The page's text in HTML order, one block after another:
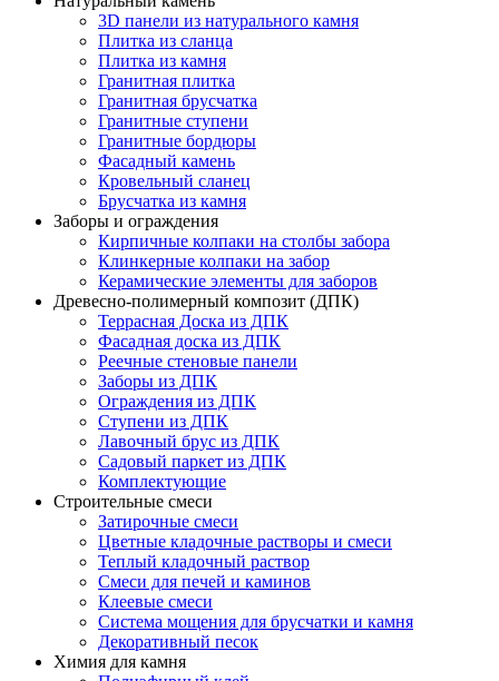
3D панели из натурального камня
Плитка из сланца
Плитка из камня
Гранитная плитка
Гранитная брусчатка
Гранитные ступени
Гранитные бордюры
Фасадный камень
Кровельный сланец
Брусчатка из камня
Заборы и ограждения
Кирпичные колпаки на столбы забора
Клинкерные колпаки на забор
Керамические элементы для заборов
Древесно-полимерный композит (ДПК)
Террасная Доска из ДПК
Фасадная доска из ДПК
Реечные стеновые панели
Заборы из ДПК
Ограждения из ДПК
Ступени из ДПК
Лавочный брус из ДПК
Садовый паркет из ДПК
Комплектующие
Строительные смеси
Затирочные смеси
Цветные кладочные растворы и смеси
Теплый кладочный раствор
Смеси для печей и каминов
Клеевые смеси
Система мощения для брусчатки и камня
Декоративный песок
Химия для камня